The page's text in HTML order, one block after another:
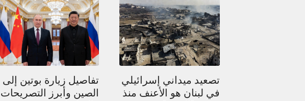
تصعيد ميداني إسرائيلي
في لبنان هو الأعنف منذ
تفاصيل زيارة بوتين إلى
الصين وأبرز التصريحات